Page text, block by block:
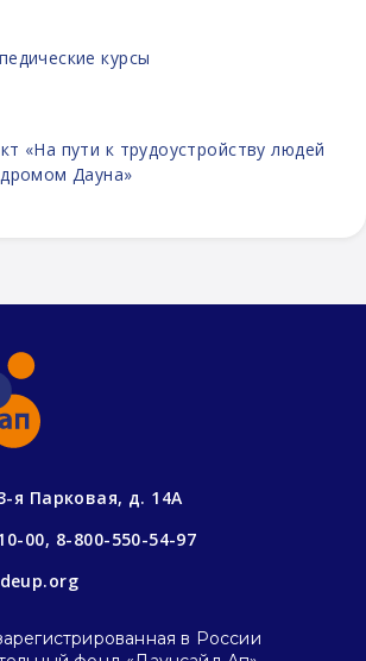
курсы
«На пути к трудоустройству людей
Дауна»
я Парковая, д. 14А
00, 8-800-550-54-97
в России